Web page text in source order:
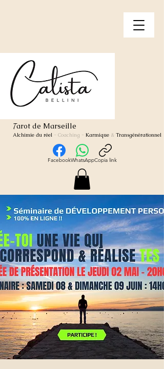
Tarot de Marseille
Alchimie du réel - Coaching - Karmique & Transgénérationnel
FacebookWhatsAppCopia link